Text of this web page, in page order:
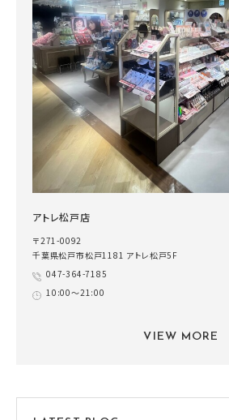
アトレ松戸店
〒271-0092
千葉県松戸市松戸1181 アトレ松戸5F
047-364-7185
10:00～21:00
VIEW MORE